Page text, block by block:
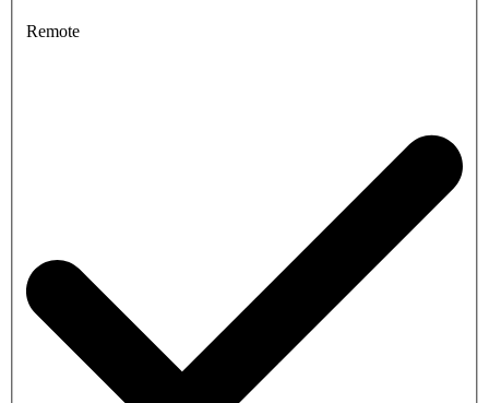
Remote